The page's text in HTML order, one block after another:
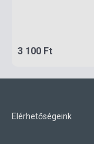
3 100 Ft
Elérhetőségeink